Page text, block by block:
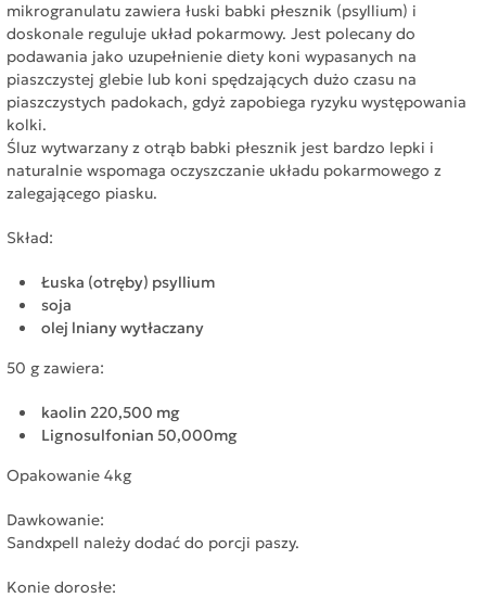
mikrogranulatu zawiera łuski babki płesznik (psyllium) i
doskonale reguluje układ pokarmowy. Jest polecany do
podawania jako uzupełnienie diety koni wypasanych na
piaszczystej glebie lub koni spędzających dużo czasu na
piaszczystych padokach, gdyż zapobiega ryzyku występowania
kolki.
Śluz wytwarzany z otrąb babki płesznik jest bardzo lepki i
naturalnie wspomaga oczyszczanie układu pokarmowego z
zalegającego piasku.
Skład:
Łuska (otręby) psyllium
soja
olej lniany wytłaczany
50 g zawiera:
kaolin 220,500 mg
Lignosulfonian 50,000mg
Opakowanie 4kg
Dawkowanie:
Sandxpell należy dodać do porcji paszy.
Konie dorosłe: